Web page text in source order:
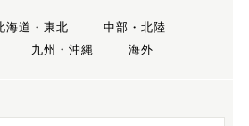
海道・東北
中部・北陸
九州・沖縄 海外